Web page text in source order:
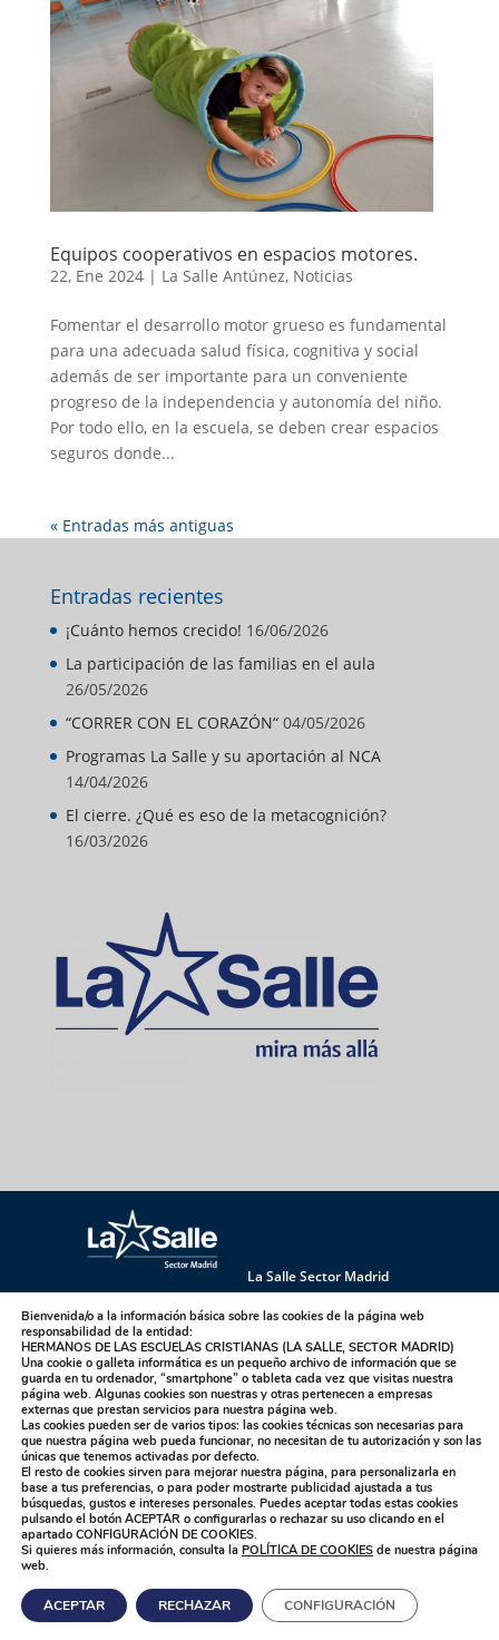
Equipos cooperativos en espacios motores.
22, Ene 2024| La Salle Antúnez, Noticias
Fomentar el desarrollo motor grueso es fundamental
para una adecuada salud física, cognitiva y social
además de ser importante para un conveniente
progreso de la independencia y autonomía del niño.
Por todo ello, en la escuela, se deben crear espacios
seguros donde...
« Entradas más antiguas
Entradas recientes
¡Cuánto hemos crecido! 16/06/2026
La participación de las familias en el aula
26/05/2026
“CORRER CON EL CORAZÓN“ 04/05/2026
Programas La Salle y su aportación al NCA
14/04/2026
El cierre. ¿Qué es eso de la metacognición?
16/03/2026
La Salle Sector Madrid
La Salle Centro Universitario
La Salle Griñón
La Salle Institución
La Salle La Laguna
La Salle La Paloma
La Salle Maravillas
La Salle Plasencia
La Salle Sagrado Corazón
La Salle San Ildefonso
La Salle San Rafael
La Salle Talavera
La Salle Valdemorillo
Designed byshowin |Política de Privacidad |Sus
datos seguros |
Política de Cookies
Bienvenida/o a la información básica sobre las cookies de la página web
responsabilidad de la entidad:
HERMANOS DE LAS ESCUELAS CRISTIANAS (LA SALLE, SECTOR MADRID)
Una cookie o galleta informática es un pequeño archivo de información que se
guarda en tu ordenador, “smartphone” o tableta cada vez que visitas nuestra
página web. Algunas cookies son nuestras y otras pertenecen a empresas
externas que prestan servicios para nuestra página web.
Las cookies pueden ser de varios tipos: las cookies técnicas son necesarias para
que nuestra página web pueda funcionar, no necesitan de tu autorización y son las
únicas que tenemos activadas por defecto.
El resto de cookies sirven para mejorar nuestra página, para personalizarla en
base a tus preferencias, o para poder mostrarte publicidad ajustada a tus
búsquedas, gustos e intereses personales. Puedes aceptar todas estas cookies
pulsando el botón ACEPTAR o configurarlas o rechazar su uso clicando en el
apartado CONFIGURACIÓN DE COOKIES.
Si quieres más información, consulta la POLÍTICA DE COOKIES de nuestra página
web.
ACEPTAR RECHAZAR CONFIGURACIÓN